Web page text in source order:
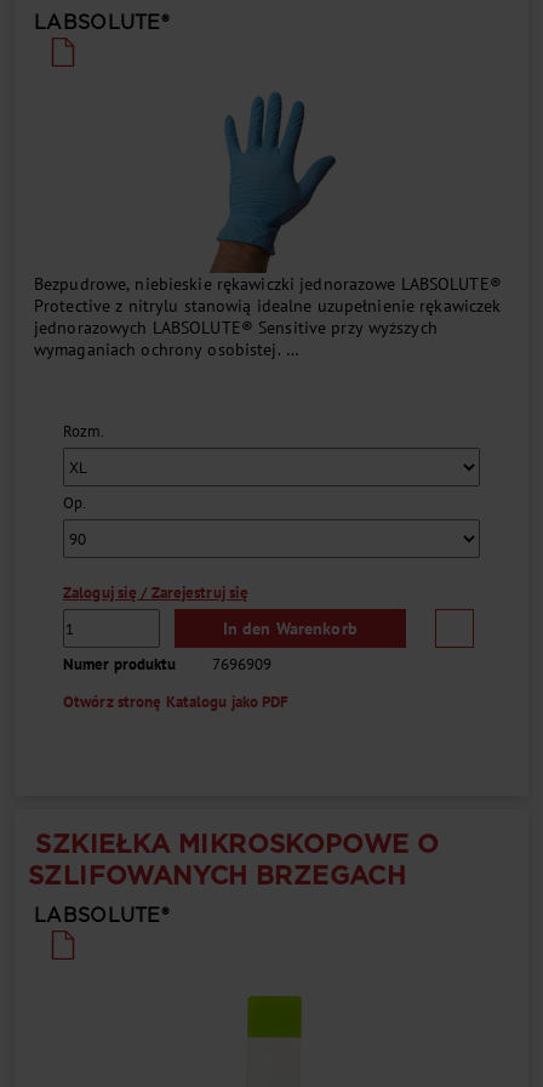
LABSOLUTE®
Bezpudrowe, niebieskie rękawiczki jednorazowe LABSOLUTE®
Protective z nitrylu stanowią idealne uzupełnienie rękawiczek
jednorazowych LABSOLUTE® Sensitive przy wyższych
wymaganiach ochrony osobistej.
normom i dyrektywom.
Rozm.
Op.
Zaloguj się / Zarejestruj się
In den Warenkorb
Numer produktu
7696909
Otwórz stronę Katalogu jako PDF
SZKIEŁKA MIKROSKOPOWE O
SZLIFOWANYCH BRZEGACH
LABSOLUTE®